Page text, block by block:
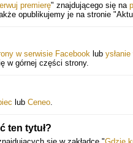
premierę" znajdującego się na
opublikujemy je na stronie
w serwisie Facebook lub
w górnej części strony.
lub Ceneo.
ten tytuł?